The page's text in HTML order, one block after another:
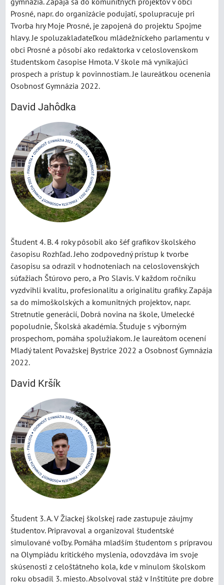
Prosné, napr. do organizácie podujatí, spolupracuje pri
Tvorba hry Moje Prosné, je zapojená do projektu Spojme
hlavy. Je spoluzakladateľkou mládežníckeho parlamentu v
obci Prosné a pôsobí ako redaktorka v celoslovenskom
študentskom časopise Hmota. V škole má vynikajúci
prospech a prístup k povinnostiam. Je laureátkou ocenenia
Osobnosť Gymnázia 2022.
David Jahôdka
Študent 4. B. 4 roky pôsobil ako šéf grafikov školského
časopisu Rozhľad. Jeho zodpovedný prístup k tvorbe
časopisu sa odrazil v hodnoteniach na celoslovenských
súťažiach Štúrovo pero, a Pro Slavis. V každom ročníku
vyzdvihli kvalitu, profesionalitu a originalitu grafiky. Zapája
sa do mimoškolských a komunitných projektov, napr.
Stretnutie generácií, Dobrá novina na škole, Umelecké
popoludnie, Školská akadémia. Študuje s výborným
prospechom, pomáha spolužiakom. Je laureátom ocenení
Mladý talent Považskej Bystrice 2022 a Osobnosť Gymnázia
2022.
David Kršík
Študent 3. A. V Žiackej školskej rade zastupuje záujmy
študentov. Pripravoval a organizoval študentské
simulované voľby. Pomáha mladším študentom s prípravou
na Olympiádu kritického myslenia, odovzdáva im svoje
skúsenosti z celoštátneho kola, kde v minulom školskom
roku obsadil 3. miesto. Absolvoval stáž v Inštitúte pre dobre